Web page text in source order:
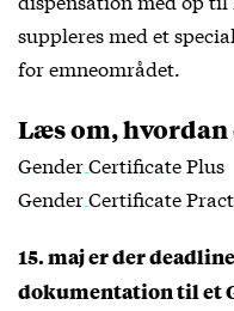
suppleres med et
for emneområdet.
Læs om,
Gender Certificate Plus
Gender Certificate
15. maj er der
dokumentation til et